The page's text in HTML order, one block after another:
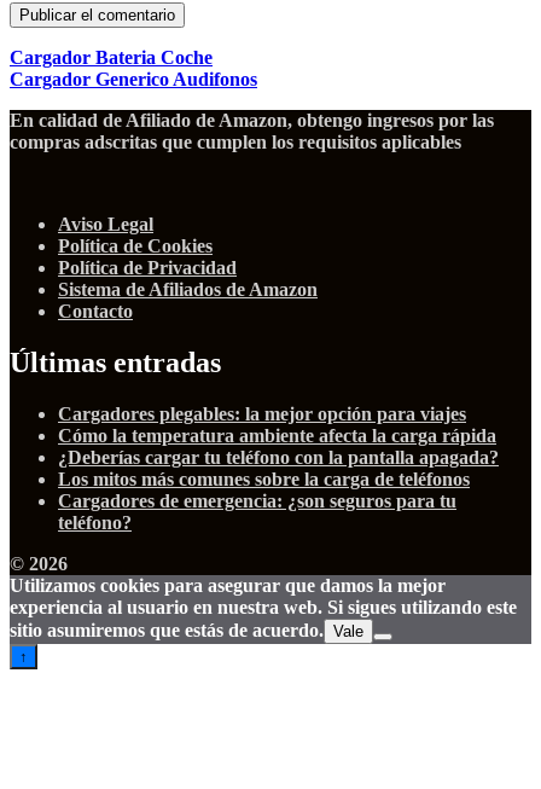
Cargador Bateria Coche
Cargador Generico Audifonos
En calidad de Afiliado de Amazon, obtengo ingresos por las
compras adscritas que cumplen los requisitos aplicables
Aviso Legal
Política de Cookies
Política de Privacidad
Sistema de Afiliados de Amazon
Contacto
Últimas entradas
Cargadores plegables: la mejor opción para viajes
Cómo la temperatura ambiente afecta la carga rápida
¿Deberías cargar tu teléfono con la pantalla apagada?
Los mitos más comunes sobre la carga de teléfonos
Cargadores de emergencia: ¿son seguros para tu
teléfono?
© 2026
Utilizamos cookies para asegurar que damos la mejor
experiencia al usuario en nuestra web. Si sigues utilizando este
sitio asumiremos que estás de acuerdo. Vale
↑